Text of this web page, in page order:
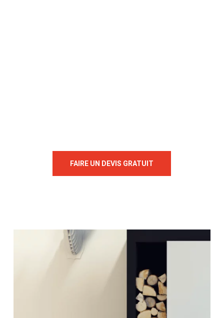
FAIRE UN DEVIS GRATUIT